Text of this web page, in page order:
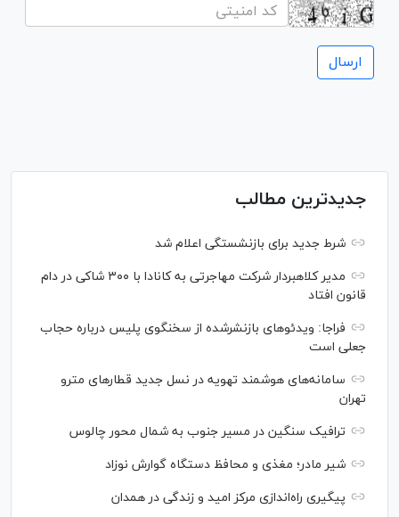
جدیدترین مطالب
شرط جدید برای بازنشستگی اعلام شد
مدیر کلاهبردار شرکت مهاجرتی به کانادا با ۳۰۰ شاکی در دام
قانون افتاد
فراجا: ویدئو‌های بازنشرشده از سخنگوی پلیس درباره حجاب
جعلی است
سامانه‌های هوشمند تهویه در نسل جدید قطار‌های مترو
تهران
ترافیک سنگین در مسیر جنوب به شمال محور چالوس
شیر مادر؛ مغذی و محافظ دستگاه گوارش نوزاد
پیگیری راه‌اندازی مرکز امید و زندگی در همدان